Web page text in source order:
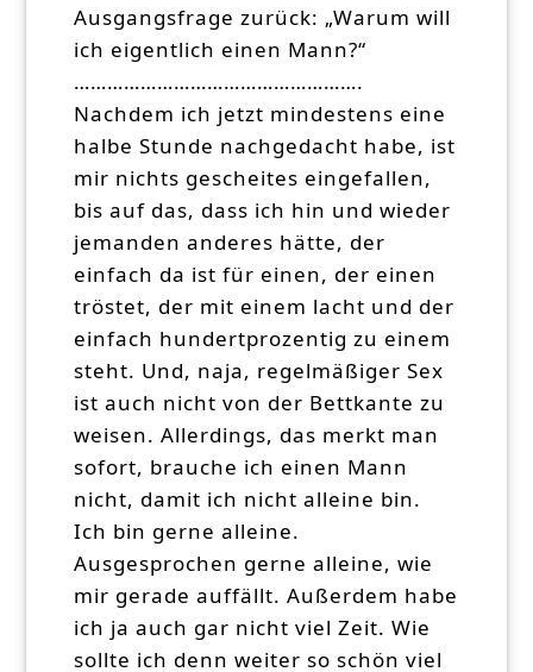
Ausgangsfrage zurück: „Warum will
ich eigentlich einen Mann?“
…………………………………………….
Nachdem ich jetzt mindestens eine
halbe Stunde nachgedacht habe, ist
mir nichts gescheites eingefallen,
bis auf das, dass ich hin und wieder
jemanden anderes hätte, der
einfach da ist für einen, der einen
tröstet, der mit einem lacht und der
einfach hundertprozentig zu einem
steht. Und, naja, regelmäßiger Sex
ist auch nicht von der Bettkante zu
weisen. Allerdings, das merkt man
sofort, brauche ich einen Mann
nicht, damit ich nicht alleine bin.
Ich bin gerne alleine.
Ausgesprochen gerne alleine, wie
mir gerade auffällt. Außerdem habe
ich ja auch gar nicht viel Zeit. Wie
sollte ich denn weiter so schön viel